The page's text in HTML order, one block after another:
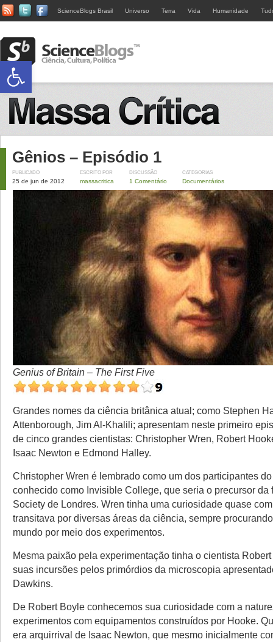
ScienceBlogs Brasil Universo Terra Vida Humanidade
Gênios – Episódio 1
PUBLICADO
25 de jun de 2012
ESCRITO POR
massacritica
DISCUSSÃO
1 Comentário
CATEGORIAS
Documentários
Genius of Britain – The First Five
Grandes nomes da ciência britânica atual; como Stephen
Attenborough, Jim Al-Khalili; apresentam neste primeiro
de cinco grandes cientistas: Christopher Wren, Robert
Isaac Newton e Edmond Halley.
Christopher Wren é lembrado como um dos participantes
conhecido como Invisible College, que seria o precursor da
Society de Londres. Wren tinha uma curiosidade quase
transitava por diversas áreas da ciência, sempre
mundo por meio dos experimentos.
Mesma paixão pela experimentação tinha o cientista
suas incursões pelos primórdios da microscopia
Dawkins.
De Robert Boyle conhecemos sua curiosidade com a
experimentos com equipamentos construídos por Hooke.
era arquirrival de Isaac Newton, que mesmo inicialmente
Abrir a barra de ferramentas